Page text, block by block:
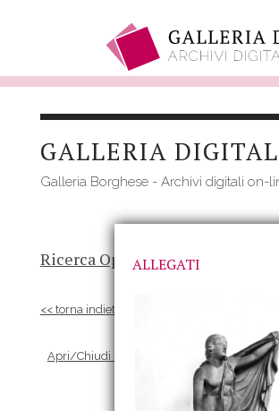
contenutoGALLERIA
Galleria Borghese - Archivi digitali on-
Ricerca Opere-Risultato
<< torna indietro
Apri/Chiudi scheda Allegati
ALLEGATI